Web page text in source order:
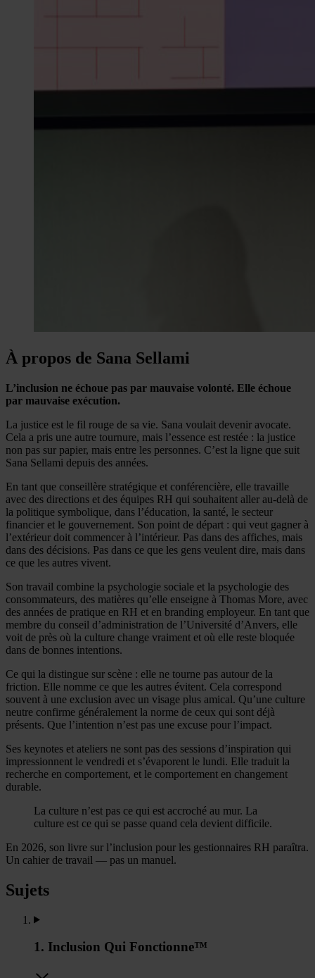
À propos de Sana Sellami
L’inclusion ne échoue pas par mauvaise volonté. Elle échoue
par mauvaise exécution.
La justice est le fil rouge de sa vie. Sana voulait devenir avocate.
Cela a pris une autre tournure, mais l’essence est restée : la justice
non pas sur papier, mais entre les personnes. C’est la ligne que suit
Sana Sellami depuis des années.
En tant que conseillère stratégique et conférencière, elle travaille
avec des directions et des équipes RH qui souhaitent aller au-delà de
la politique symbolique, dans l’éducation, la santé, le secteur
financier et le gouvernement. Son point de départ : qui veut gagner à
l’extérieur doit commencer à l’intérieur. Pas dans des affiches, mais
dans des décisions. Pas dans ce que les gens veulent dire, mais dans
ce que les autres vivent.
Son travail combine la psychologie sociale et la psychologie des
consommateurs, des matières qu’elle enseigne à Thomas More, avec
des années de pratique en RH et en branding employeur. En tant que
membre du conseil d’administration de l’Université d’Anvers, elle
voit de près où la culture change vraiment et où elle reste bloquée
dans de bonnes intentions.
Ce qui la distingue sur scène : elle ne tourne pas autour de la
friction. Elle nomme ce que les autres évitent. Cela correspond
souvent à une exclusion avec un visage plus amical. Qu’une culture
neutre confirme généralement la norme de ceux qui sont déjà
présents. Que l’intention n’est pas une excuse pour l’impact.
Ses keynotes et ateliers ne sont pas des sessions d’inspiration qui
impressionnent le vendredi et s’évaporent le lundi. Elle traduit la
recherche en comportement, et le comportement en changement
durable.
La culture n’est pas ce qui est accroché au mur. La
culture est ce qui se passe quand cela devient difficile.
En 2026, son livre sur l’inclusion pour les gestionnaires RH paraîtra.
Un cahier de travail — pas un manuel.
Sujets
1. Inclusion Qui Fonctionne™